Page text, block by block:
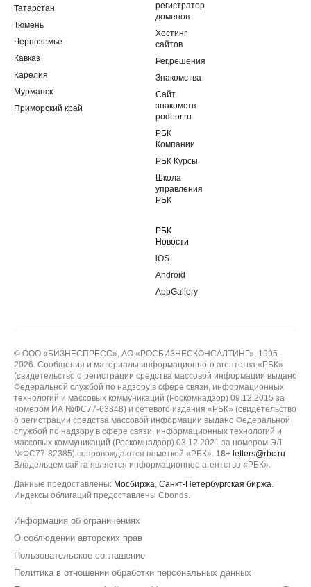
Татарстан
Тюмень
Черноземье
Кавказ
Карелия
Мурманск
Приморский край
регистратор
доменов
Хостинг
сайтов
Рег.решения
Знакомства
Сайт
знакомств
podbor.ru
РБК
Компании
РБК Курсы
Школа
управления
РБК
РБК
Новости
iOS
Android
AppGallery
© ООО «БИЗНЕСПРЕСС», АО «РОСБИЗНЕСКОНСАЛТИНГ», 1995–
2026. Сообщения и материалы информационного агентства «РБК»
(свидетельство о регистрации средства массовой информации выдано
Федеральной службой по надзору в сфере связи, информационных
технологий и массовых коммуникаций (Роскомнадзор) 09.12.2015 за
номером ИА №ФС77-63848) и сетевого издания «РБК» (свидетельство
о регистрации средства массовой информации выдано Федеральной
службой по надзору в сфере связи, информационных технологий и
массовых коммуникаций (Роскомнадзор) 03.12.2021 за номером ЭЛ
№ФС77-82385) сопровождаются пометкой «РБК». 18+ letters@rbc.ru
Владельцем сайта является информационное агентство «РБК».
Данные предоставлены: Мосбиржа, Санкт-Петербургская биржа.
Индексы облигаций предоставлены Cbonds.
Информация об ограничениях
О соблюдении авторских прав
Пользовательское соглашение
Политика в отношении обработки персональных данных